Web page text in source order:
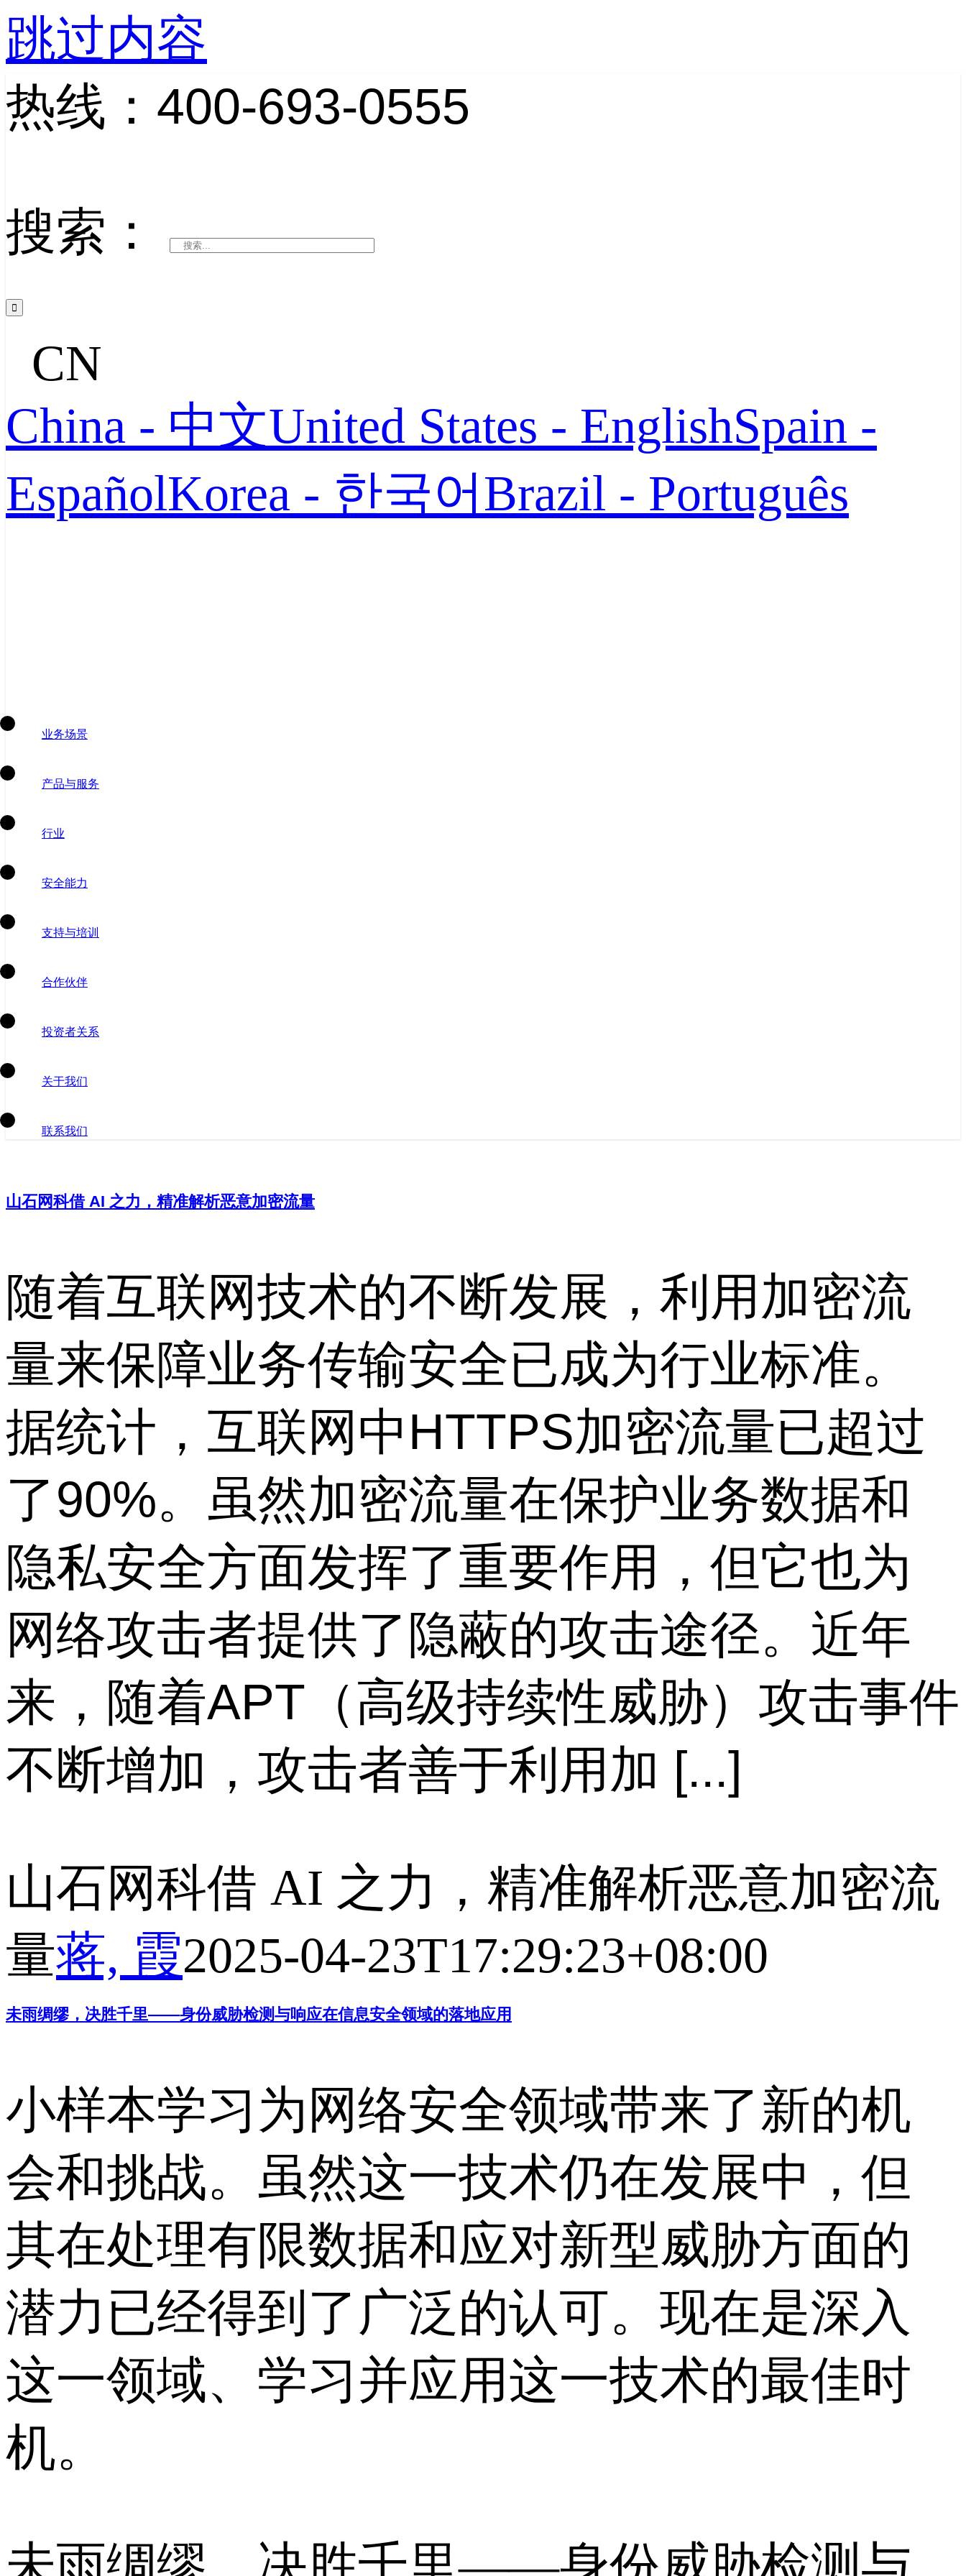
跳过内容
热线：400-693-0555
搜索：
CN
China - 中文United States - EnglishSpain -
EspañolKorea - 한국어Brazil - Português
业务场景
产品与服务
行业
安全能力
支持与培训
合作伙伴
投资者关系
关于我们
联系我们
山石网科借 AI 之力，精准解析恶意加密流量
随着互联网技术的不断发展，利用加密流
量来保障业务传输安全已成为行业标准。
据统计，互联网中HTTPS加密流量已超过
了90%。虽然加密流量在保护业务数据和
隐私安全方面发挥了重要作用，但它也为
网络攻击者提供了隐蔽的攻击途径。近年
来，随着APT（高级持续性威胁）攻击事件
不断增加，攻击者善于利用加 [...]
山石网科借 AI 之力，精准解析恶意加密流
量蒋, 霞2025-04-23T17:29:23+08:00
未雨绸缪，决胜千里——身份威胁检测与响应在信息安全领域的落地应用
小样本学习为网络安全领域带来了新的机
会和挑战。虽然这一技术仍在发展中，但
其在处理有限数据和应对新型威胁方面的
潜力已经得到了广泛的认可。现在是深入
这一领域、学习并应用这一技术的最佳时
机。